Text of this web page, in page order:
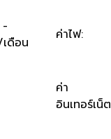
ดือน
ค่าไฟ:
ค่า
อินเทอร์เน็ต